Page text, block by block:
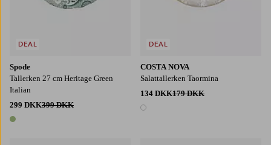
Spode
Tallerken 27 cm Heritage Green
Italian
299 DKK399 DKK
1 farve
DEAL
COSTA NOVA
Salattallerken Taormina
134 DKK179 DKK
1 farve
DEAL